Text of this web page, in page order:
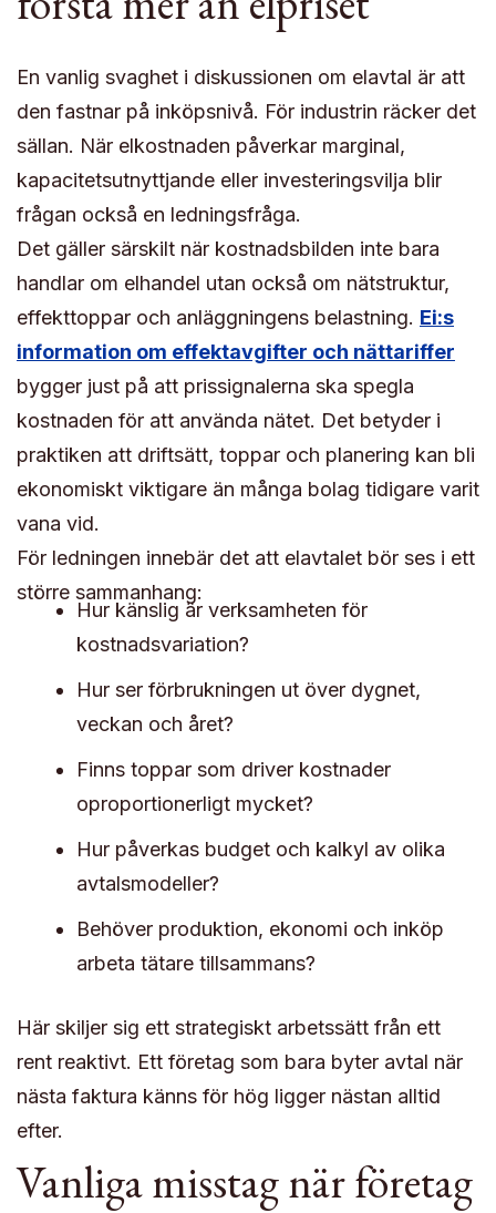
En vanlig svaghet i diskussionen om elavtal är att
den fastnar på inköpsnivå. För industrin räcker det
sällan. När elkostnaden påverkar marginal,
kapacitetsutnyttjande eller investeringsvilja blir
frågan också en ledningsfråga.
Det gäller särskilt när kostnadsbilden inte bara
handlar om elhandel utan också om nätstruktur,
effekttoppar och anläggningens belastning. Ei:s
information om effektavgifter och nättariffer
bygger just på att prissignalerna ska spegla
kostnaden för att använda nätet. Det betyder i
praktiken att driftsätt, toppar och planering kan bli
ekonomiskt viktigare än många bolag tidigare varit
vana vid.
För ledningen innebär det att elavtalet bör ses i ett
större sammanhang:
Hur känslig är verksamheten för
kostnadsvariation?
Hur ser förbrukningen ut över dygnet,
veckan och året?
Finns toppar som driver kostnader
oproportionerligt mycket?
Hur påverkas budget och kalkyl av olika
avtalsmodeller?
Behöver produktion, ekonomi och inköp
arbeta tätare tillsammans?
Här skiljer sig ett strategiskt arbetssätt från ett
rent reaktivt. Ett företag som bara byter avtal när
nästa faktura känns för hög ligger nästan alltid
efter.
Vanliga misstag när företag